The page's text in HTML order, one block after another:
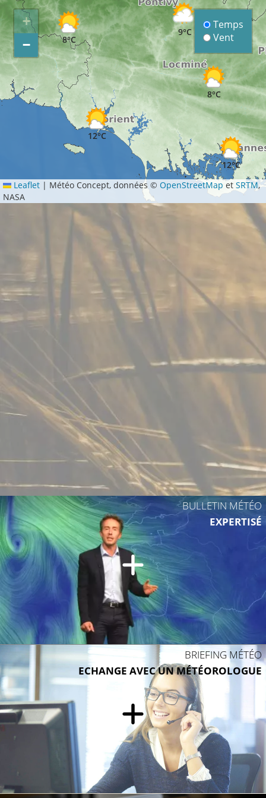
8°C
8°C
12°C
12°C
9°C
12°C
+
−
Temps
Vent
Leaflet | Météo Concept, données ©OpenStreetMap etSRTM,
NASA
BULLETIN MÉTÉO
EXPERTISÉ
BRIEFING MÉTÉO
ECHANGE AVEC UN MÉTÉOROLOGUE